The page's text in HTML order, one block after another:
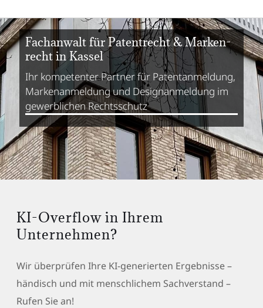
Fachanwalt für Paten­trecht & Marken­
recht in Kassel
Ihr kompetenter Partner für Patent­anmeldung,
Marken­anmeldung und Design­anmeldung im
gewerblichen Rechts­schutz
KI-Overflow in Ihrem
Unternehmen?
Wir überprüfen Ihre KI-generierten Ergebnisse –
händisch und mit menschlichem Sachverstand –
Rufen Sie an!